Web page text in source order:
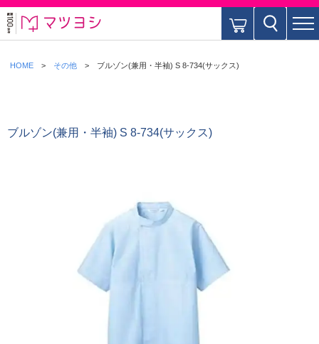
HOME その他 ブルゾン(兼用・半袖) S 8-734(サックス)
ブルゾン(兼用・半袖) S 8-734(サックス)